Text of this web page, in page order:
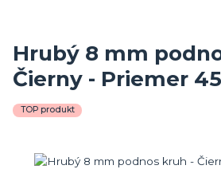
Hrubý 8 mm
Čierny - Priemer
TOP produkt